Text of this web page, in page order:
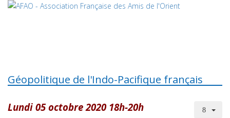
Géopolitique de l'Indo-Pacifique français
Lundi 05 octobre 2020 18h-20h